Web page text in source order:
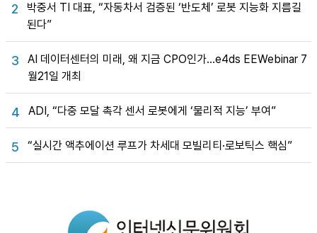
2
박중서 TI 대표, “자동차서 검증된 ‘반도체’ 로봇 지능화 지름길
된다”
3
AI 데이터센터의 미래, 왜 지금 CPO인가…e4ds EEWebinar 7
월21일 개최
4 ADI, “다중 모달 촉각 센서 로봇에게 ‘물리적 지능’ 부여”
5 “실시간 액추에이션 루프가 차세대 모빌리티·로보틱스 핵심”